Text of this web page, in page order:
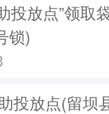
投放点”领取
锁)
投放点(留坝